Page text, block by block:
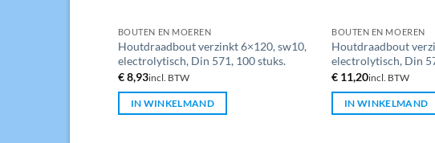
BOUTEN EN MOEREN
Houtdraadbout verzinkt 6×120, sw10,
electrolytisch, Din 571, 100 stuks.
€8,93incl. BTW
IN WINKELMAND
BOUTEN EN MOEREN
Houtdraadbout
electrolytisch, Din
€ 11,20incl. BTW
IN WINKELMAND